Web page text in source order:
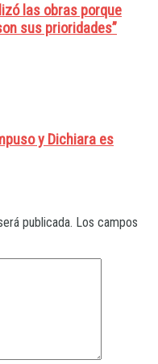
las obras porque
sus prioridades”
y Dichiara es
publicada. Los campos